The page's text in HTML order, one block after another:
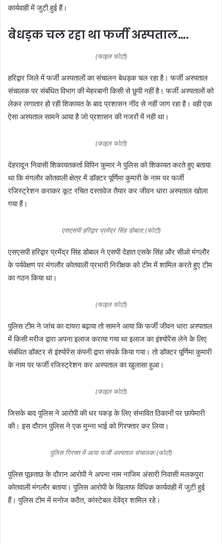
कार्यवाही में जुटी हुई हैं।
बेधड़क चल रहा था फर्जी अस्पताल….
(फाइल फोटो)
हरिद्वार जिले में फर्जी अस्पतालों का संचालन बेधड़क चल रहा है। फर्जी अस्पताल
संचालक पर संबंधित विभाग की मेहरबानी किसी से छुपी नहीं है। फर्जी अस्पतालों को
लेकर लगातार हो रही शिकायत के बाद प्रशासन नींद से नहीं जाग रहा है। वही एक
ऐसा अस्पताल सामने आया है जो प्रशासन की नजरों में नही था।
(फाइल फोटो)
देहरादून निवासी शिकायतकर्ता विपिन कुमार ने पुलिस को शिकायत करते हुए बताया
था कि मंगलौर कोतवाली क्षेत्र में डॉक्टर पूर्णिमा कुमारी के नाम पर फर्जी
रजिस्ट्रेशन कराकर कूट रचित दस्तावेज तैयार कर जीवन धारा अस्पताल खोला
गया हैं।
एसएसपी हरिद्वार प्रमेंद्र सिंह डोबाल:(फोटो)
एसएसपी हरिद्वार प्रमेंद्र सिंह डोबाल ने एसपी देहात एसके सिंह और सीओ मंगलौर
के पर्यवेक्षण पर मंगलौर कोतवाली प्रभारी निरीक्षक को टीम में शामिल करते हुए टीम
का गठन किया था।
(फाइल फोटो)
पुलिस टीम ने जांच का दायरा बढ़ाया तो सामने आया कि फर्जी जीवन धारा अस्पताल
में किसी मरीज द्वारा अपना इलाज कराया गया था इलाज का इंश्योरेंस लेने के लिए
संबंधित डॉक्टर से इंश्योरेंस कंपनी द्वारा संपर्क किया गया। तो डॉक्टर पूर्णिमा कुमारी
के नाम पर फर्जी रजिस्ट्रेशन कर अस्पताल का खुलासा हुआ।
(फाइल फोटो)
जिसके बाद पुलिस ने आरोपी की धर पकड़ के लिए संभावित ठिकानों पर छापेमारी
की। इस दौरान पुलिस ने एक मुन्ना भाई को गिरफ्तार कर लिया।
पुलिस गिरफ्त में आया फर्जी अस्पताल संचालक:(फोटो)
पुलिस पूछताछ के दौरान आरोपी ने अपना नाम नाजिम अंसारी निवासी मलकपुरा
कोतवाली मंगलौर बताया। पुलिस आरोपी के खिलाफ विधिक कार्यवाही में जुटी हुई
हैं। पुलिस टीम में मनोज कठैत, कांस्टेबल देवेंद्र शामिल रहे।